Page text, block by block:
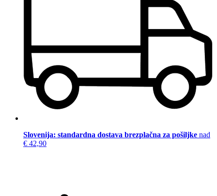
Slovenija: standardna dostava brezplačna za pošiljke nad
€ 42,90